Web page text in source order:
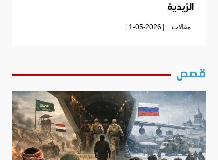
الزيدية
مقالات | 11-05-2026
قصص